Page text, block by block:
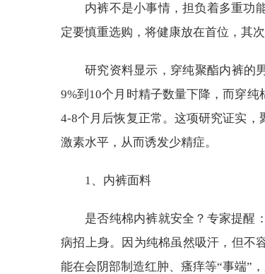
内裤不是小事情，担负着多重功
定要慎重选购，将健康放在首位，其
研究资料显示，穿纯聚酯内裤的
9%到10个月时精子数量下降，而穿
4-8个月后恢复正常。这项研究证实
激素水平，从而诱发少精症。
1、内裤面料
是否纯棉内裤就安全？专家提醒
病招上身。因为纯棉虽然吸汗，但不
能在会阴部制造红肿、瘙痒等“事端”